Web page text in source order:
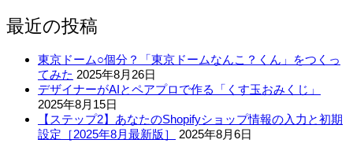
最近の投稿
東京ドーム○個分？「東京ドームなんこ？くん」をつくっ
てみた 2025年8月26日
デザイナーがAIとペアプロで作る「くす玉おみくじ」
2025年8月15日
【ステップ2】あなたのShopifyショップ情報の入力と初期
設定［2025年8月最新版］
2025年8月6日